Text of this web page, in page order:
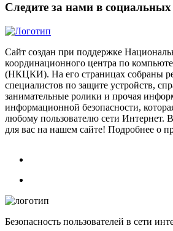
Следите за нами в социальных
Сайт создан при поддержке
координационного центра по
(НКЦКИ). На его страницах собраны
специалистов по защите устройств,
занимательные ролики и прочая
информационной безопасности,
любому пользователю сети Интернет.
для вас на нашем сайте! Подробнее о
Безопасность пользователей в сети